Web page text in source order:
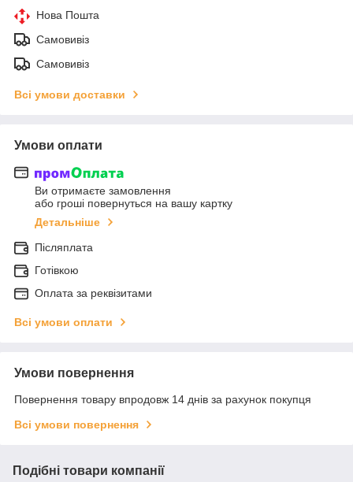
Нова Пошта
Самовивіз
Самовивіз
Всі умови доставки
Умови оплати
Ви отримаєте замовлення
або гроші повернуться на вашу картку
Детальніше
Післяплата
Готівкою
Оплата за реквізитами
Всі умови оплати
Умови повернення
Повернення товару впродовж 14 днів за рахунок покупця
Всі умови повернення
Подібні товари компанії